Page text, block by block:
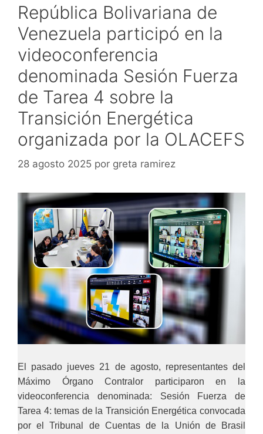
República Bolivariana de
Venezuela participó en la
videoconferencia
denominada Sesión Fuerza
de Tarea 4 sobre la
Transición Energética
organizada por la OLACEFS
28 agosto 2025 por greta ramirez
El pasado jueves 21 de agosto, representantes del
Máximo Órgano Contralor participaron en la
videoconferencia denominada: Sesión Fuerza de
Tarea 4: temas de la Transición Energética convocada
por el Tribunal de Cuentas de la Unión de Brasil